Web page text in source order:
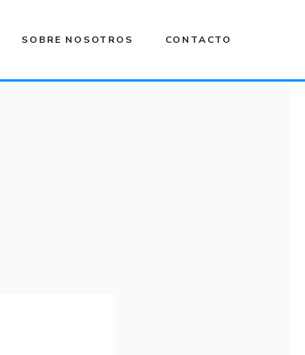
SOBRE NOSOTROS CONTACTO